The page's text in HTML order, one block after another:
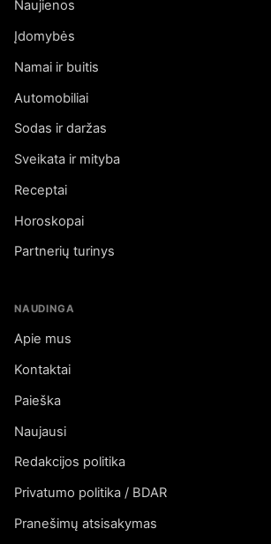
Naujienos
Įdomybės
Namai ir buitis
Automobiliai
Sodas ir daržas
Sveikata ir mityba
Receptai
Horoskopai
Partnerių turinys
NAUDINGA
Apie mus
Kontaktai
Paieška
Naujausi
Redakcijos politika
Privatumo politika / BDAR
Pranešimų atsisakymas